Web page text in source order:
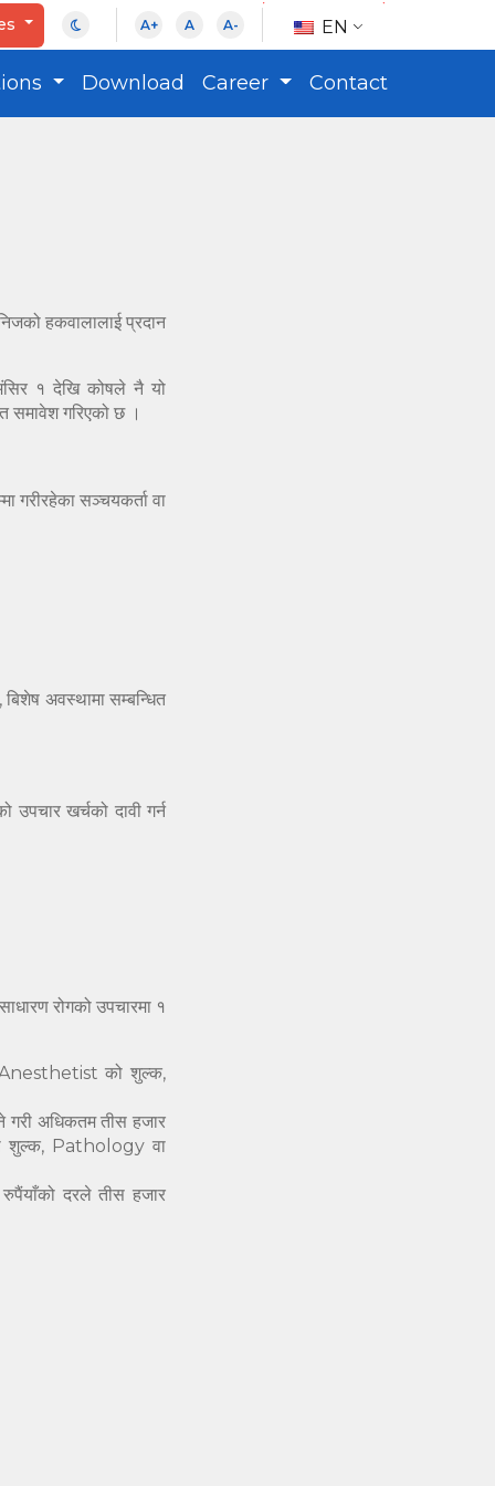
A+ A A- EN
Download Career Contact
हकवालालाई प्रदान
१ देखि कोषले नै यो
समावेश गरिएको छ ।
गरीरहेका सञ्चयकर्ता वा
अवस्थामा सम्बन्धित
उपचार खर्चको दावी गर्न
रोगको उपचारमा १
को शुल्क,
गरी अधिकतम तीस हजार
शुल्क, Pathology वा
दरले तीस हजार